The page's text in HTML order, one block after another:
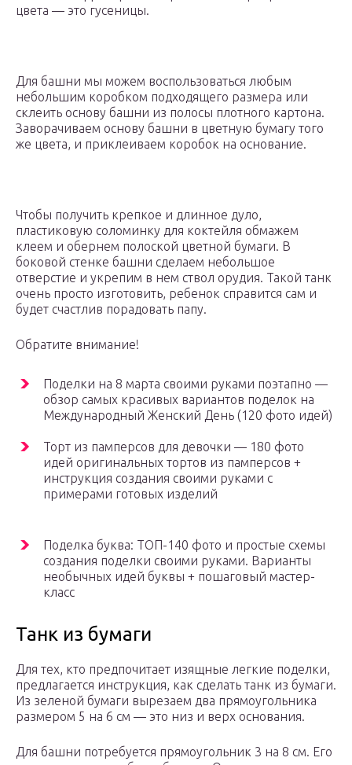
цвета — это гусеницы.
Для башни мы можем воспользоваться любым
небольшим коробком подходящего размера или
склеить основу башни из полосы плотного картона.
Заворачиваем основу башни в цветную бумагу того
же цвета, и приклеиваем коробок на основание.
Чтобы получить крепкое и длинное дуло,
пластиковую соломинку для коктейля обмажем
клеем и обернем полоской цветной бумаги. В
боковой стенке башни сделаем небольшое
отверстие и укрепим в нем ствол орудия. Такой танк
очень просто изготовить, ребенок справится сам и
будет счастлив порадовать папу.
Обратите внимание!
Поделки на 8 марта своими руками поэтапно —
обзор самых красивых вариантов поделок на
Международный Женский День (120 фото идей)
Торт из памперсов для девочки — 180 фото
идей оригинальных тортов из памперсов +
инструкция создания своими руками с
примерами готовых изделий
Поделка буква: ТОП-140 фото и простые схемы
создания поделки своими руками. Варианты
необычных идей буквы + пошаговый мастер-
класс
Танк из бумаги
Для тех, кто предпочитает изящные легкие поделки,
предлагается инструкция, как сделать танк из бумаги.
Из зеленой бумаги вырезаем два прямоугольника
размером 5 на 6 см — это низ и верх основания.
Для башни потребуется прямоугольник 3 на 8 см. Его